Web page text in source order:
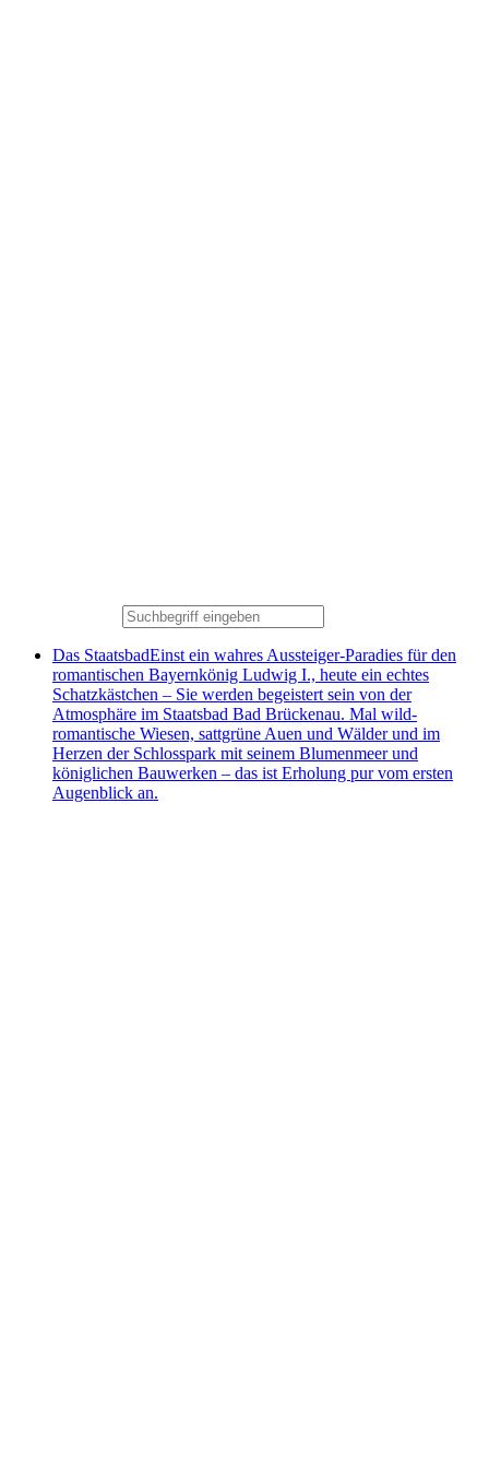
Das StaatsbadEinst ein wahres Aussteiger-Paradies für den
romantischen Bayernkönig Ludwig I., heute ein echtes
Schatzkästchen – Sie werden begeistert sein von der
Atmosphäre im Staatsbad Bad Brückenau. Mal wild-
romantische Wiesen, sattgrüne Auen und Wälder und im
Herzen der Schlosspark mit seinem Blumenmeer und
königlichen Bauwerken – das ist Erholung pur vom ersten
Augenblick an.